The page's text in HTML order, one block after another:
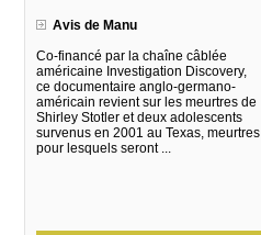
Avis de Manu
Co-financé par la chaîne câblée
américaine Investigation Discovery,
ce documentaire anglo-germano-
américain revient sur les meurtres de
Shirley Stotler et deux adolescents
survenus en 2001 au Texas, meurtres
pour lesquels seront ...